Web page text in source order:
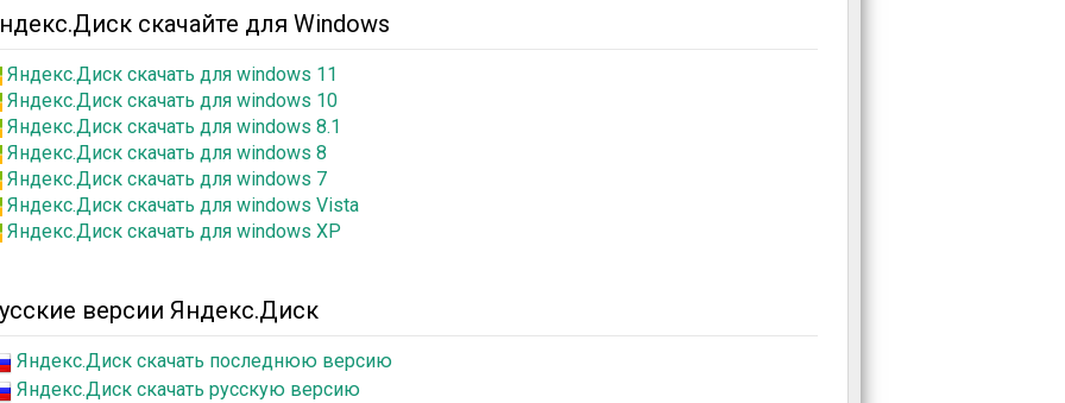
скачайте для Windows
Яндекс.Диск скачать для windows 11
Яндекс.Диск скачать для windows 10
Яндекс.Диск скачать для windows 8.1
Яндекс.Диск скачать для windows 8
Яндекс.Диск скачать для windows 7
Яндекс.Диск скачать для windows Vista
Яндекс.Диск скачать для windows XP
версии Яндекс.Диск
Яндекс.Диск скачать последнюю версию
Яндекс.Диск скачать русскую версию